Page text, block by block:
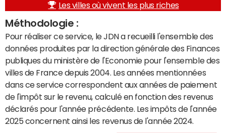
Les villes où vivent les plus riches
Méthodologie :
Pour réaliser ce service, le JDN a recueilli l'ensemble des
données produites par la direction générale des Finances
publiques du ministère de l'Economie pour l'ensemble des
villes de France depuis 2004. Les années mentionnées
dans ce service correspondent aux années de paiement
de l'impôt sur le revenu, calculé en fonction des revenus
déclarés pour l'année précédente. Les impôts de l'année
2025 concernent ainsi les revenus de l'année 2024.